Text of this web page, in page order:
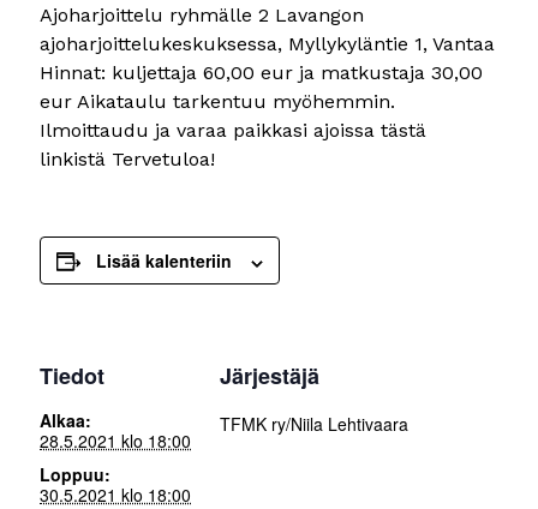
Ajoharjoittelu ryhmälle 2 Lavangon
ajoharjoittelukeskuksessa, Myllykyläntie 1, Vantaa
Hinnat: kuljettaja 60,00 eur ja matkustaja 30,00
eur Aikataulu tarkentuu myöhemmin.
Ilmoittaudu ja varaa paikkasi ajoissatästä
linkistä Tervetuloa!
Lisää kalenteriin
Tiedot
Alkaa:
28.5.2021 klo 18:00
Loppuu:
30.5.2021 klo 18:00
Järjestäjä
TFMK ry/Niila Lehtivaara